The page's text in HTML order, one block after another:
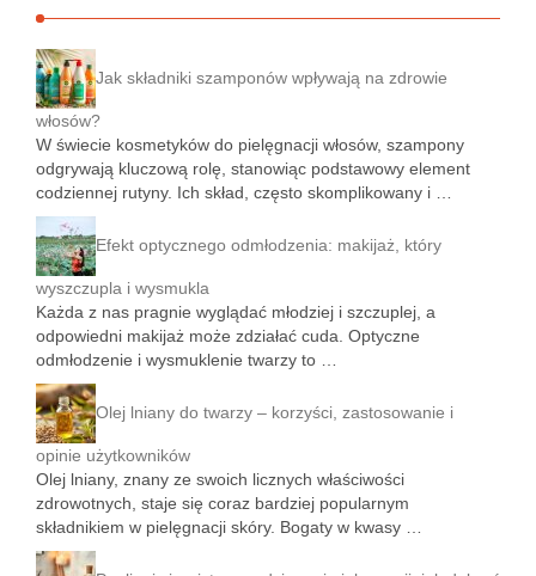
Jak składniki szamponów wpływają na zdrowie
włosów?
W świecie kosmetyków do pielęgnacji włosów, szampony
odgrywają kluczową rolę, stanowiąc podstawowy element
codziennej rutyny. Ich skład, często skomplikowany i …
Efekt optycznego odmłodzenia: makijaż, który
wyszczupla i wysmukla
Każda z nas pragnie wyglądać młodziej i szczuplej, a
odpowiedni makijaż może zdziałać cuda. Optyczne
odmłodzenie i wysmuklenie twarzy to …
Olej lniany do twarzy – korzyści, zastosowanie i
opinie użytkowników
Olej lniany, znany ze swoich licznych właściwości
zdrowotnych, staje się coraz bardziej popularnym
składnikiem w pielęgnacji skóry. Bogaty w kwasy …